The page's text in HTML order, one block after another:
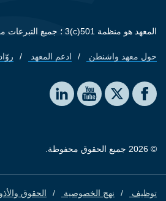
المعهد هو منظمة 501(c)3 ؛ جميع التبرعات معفاة من الضرائب.
Footer quick links
حول معهد واشنطن ادعم المعهد
Social media
Washington Institute on Facebook
Washington Institute on X
Institute on YouTube
on LinkedIn
© 2026 جميع الحقوق محفوظة.
Footer
توظيف نهج الخصوصية الحقوق